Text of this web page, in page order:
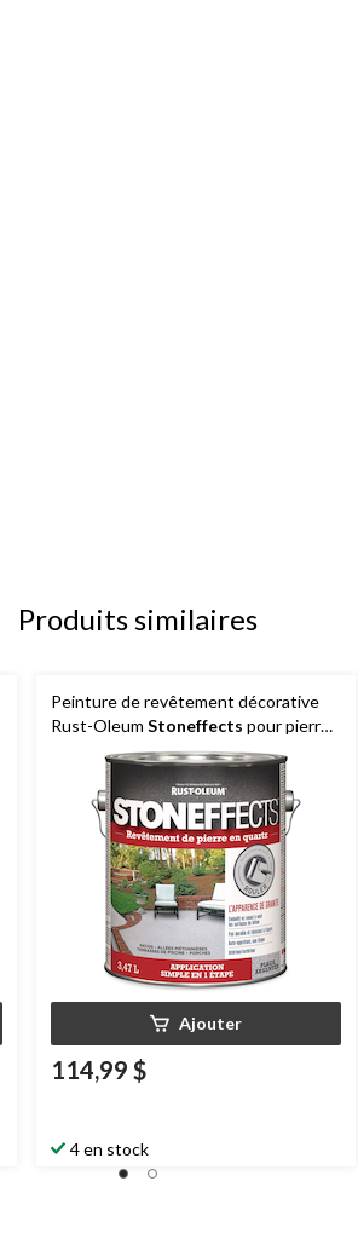
Produits similaires
Peinture de revêtement décorative
Rust-Oleum Stoneffects pour pierre
en quartz et béton, plage argenté,
Ajouter
114,99 $
4 en stock